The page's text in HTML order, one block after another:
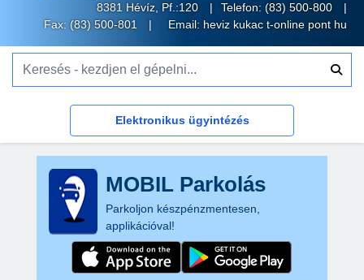
8381 Hévíz, Pf.:120
Telefon: (83) 500-800
Fax: (83) 500-801
Email: heviz kukac t-online pont hu
Elektronikus ügyintézés
MOBIL Parkolás
Parkoljon készpénzmentesen,
applikációval!